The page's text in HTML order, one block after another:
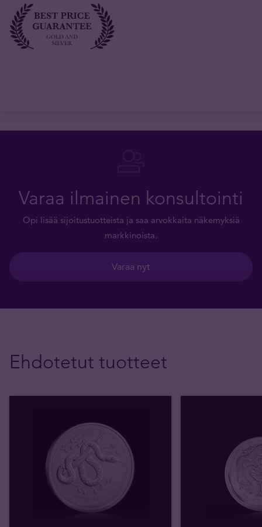
Varaa ilmainen konsultointi
Opi lisää sijoitustuotteista ja saa arvokkaita näkemyksiä
markkinoista.
Varaa nyt
Ehdotetut tuotteet